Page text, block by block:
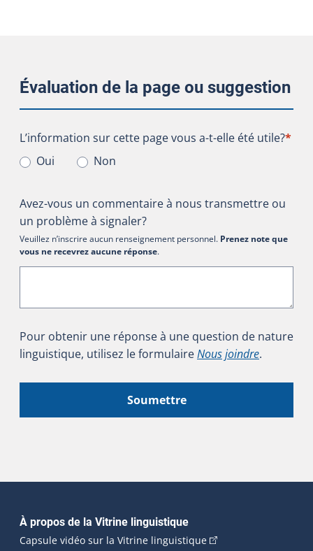
Évaluation de la page ou suggestion
L’information sur cette page vous a-t-elle été utile?
L’information sur cette page vous a-t-elle été utile?*
Oui
Non
Avez-vous un commentaire à nous transmettre ou
un problème à signaler?
Veuillez n’inscrire aucun renseignement personnel. Prenez note que
vous ne recevrez aucune réponse.
Pour obtenir une réponse à une question de nature
linguistique, utilisez le formulaireNous joindre.
Soumettre
Navigation principale
À propos de la Vitrine linguistique
Capsule vidéo sur la Vitrine linguistique(Cet hyperlien